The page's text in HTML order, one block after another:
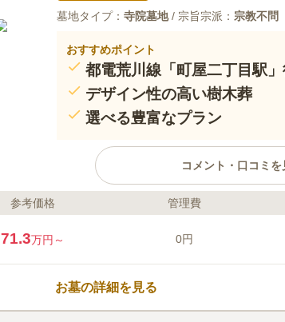
墓地タイプ： 寺院墓地/ 宗旨宗派： 宗教不問
おすすめポイント
都電荒川線「町屋二丁目駅
デザイン性の高い樹木葬
選べる豊富なプラン
コメント・口コミを
ライフドット編集部のコメント
線・京成本線「町屋駅」からも徒
い場所にある樹木葬です。 将来
込み可能で、法要施設も多変充実
にふさわしい条件が整っています
Amore～」を管理・運営している
参考価格 管理費
71.3万円～ 0円
お墓の詳細を見る